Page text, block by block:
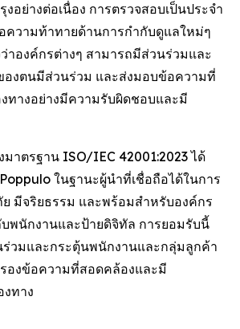
อย่างต่อเนื่อง การตรวจสอบเป็นประจำ
อความท้าทายด้านการกำกับดูแลใหม่ๆ
าองค์กรต่างๆ สามารถมีส่วนร่วมและ
งตนมีส่วนร่วม และส่งมอบข้อความที่
ทางอย่างมีความรับผิดชอบและมี
มาตรฐาน ISO/IEC 42001:2023 ได้
ในฐานะผู้นำที่เชื่อถือได้ในการ
มีจริยธรรม และพร้อมสำหรับองค์กร
พนักงานและป้ายดิจิทัล การยอมรับนี้
วมและกระตุ้นพนักงานและกลุ่มลูกค้า
องข้อความที่สอดคล้องและมี
ทาง